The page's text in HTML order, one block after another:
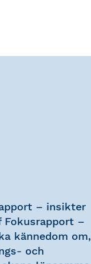
– insikter
Fokusrapport –
kännedom om,
och